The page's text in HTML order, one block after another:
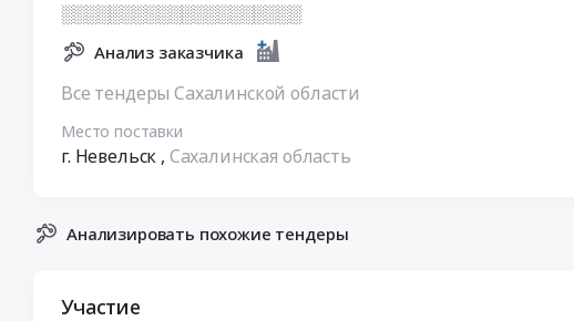
░░░░░░░░░░░░░░░░░░░░
Анализ заказчика
Все тендеры Сахалинской области
Место поставки
г. Невельск , Сахалинская область
Анализировать похожие тендеры
Участие